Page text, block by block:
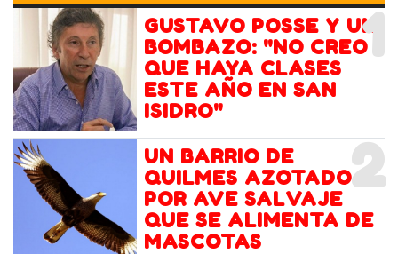
1
GUSTAVO POSSE Y UN
BOMBAZO: "NO CREO
QUE HAYA CLASES
ESTE AÑO EN SAN
ISIDRO"
2
UN BARRIO DE
QUILMES AZOTADO
POR AVE SALVAJE
QUE SE ALIMENTA DE
MASCOTAS